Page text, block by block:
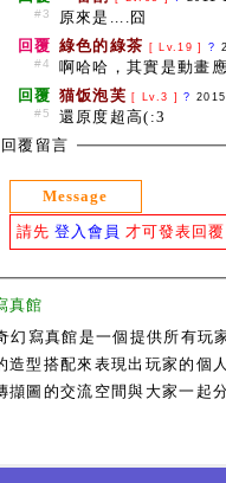
#3
原來是....囧
回覆
#4
綠色的綠茶 [ Lv.19 ] ?
啊哈哈，其實是動畫
回覆
#5
猫饭泡芙 [ Lv.3 ]?
還原度超高(:3
回覆留言
Message
請先 登入會員 才可發表回
真館
幻寫真館是一個提供所有玩
造型搭配來表現出玩家的個
擷圖的交流空間與大家一起